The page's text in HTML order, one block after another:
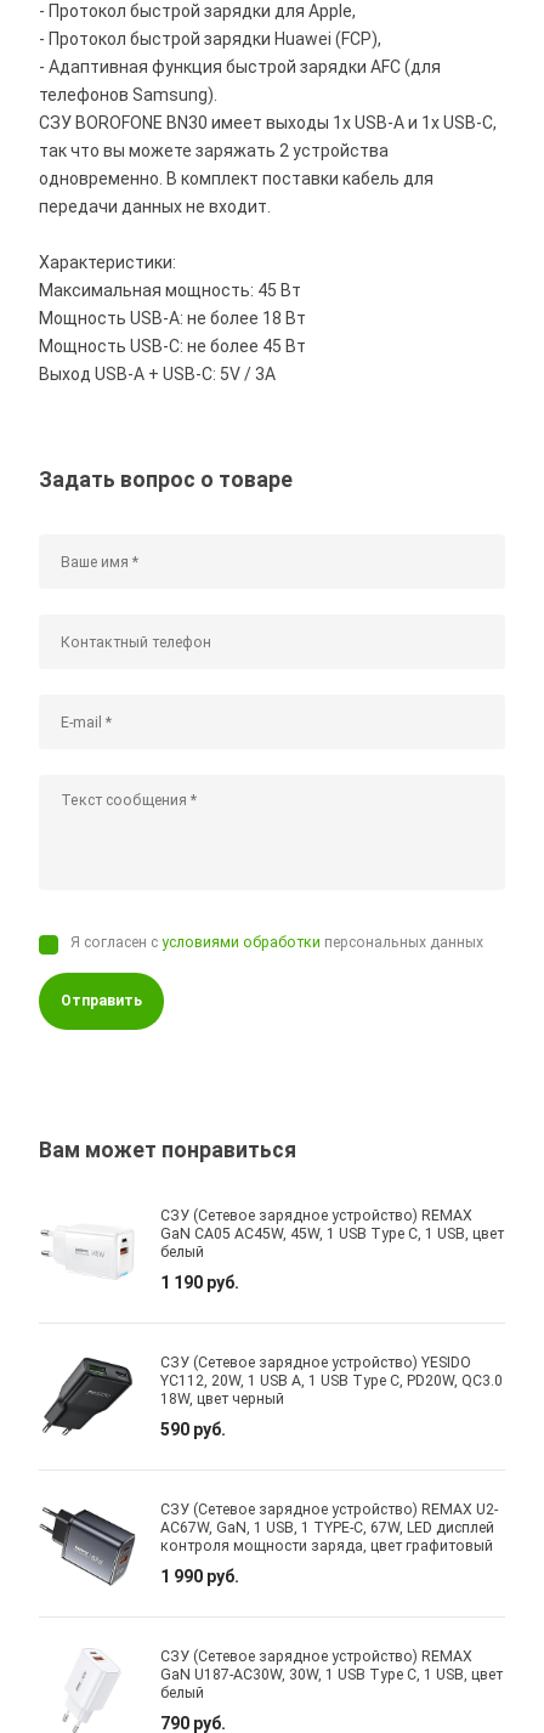
- Протокол быстрой зарядки для Apple,
- Протокол быстрой зарядки Huawei (FCP),
- Адаптивная функция быстрой зарядки AFC (для
телефонов Samsung).
СЗУ BOROFONE BN30 имеет выходы 1x USB-A и 1x USB-C,
так что вы можете заряжать 2 устройства
одновременно. В комплект поставки кабель для
передачи данных не входит.
Характеристики:
Максимальная мощность: 45 Вт
Мощность USB-A: не более 18 Вт
Мощность USB-C: не более 45 Вт
Выход USB-A + USB-C: 5V / 3A
Задать вопрос о товаре
Я согласен сусловиями обработки персональных данных
Отправить
Вам может понравиться
СЗУ (Сетевое зарядное устройство) REMAX
GaN CA05 AC45W, 45W, 1 USB Type C, 1 USB, цвет
белый
1 190 руб.
СЗУ (Сетевое зарядное устройство) YESIDO
YC112, 20W, 1 USB A, 1 USB Type C, PD20W, QC3.0
18W, цвет черный
590 руб.
СЗУ (Сетевое зарядное устройство) REMAX U2-
AC67W, GaN, 1 USB, 1 TYPE-C, 67W, LED дисплей
контроля мощности заряда, цвет графитовый
1 990 руб.
СЗУ (Сетевое зарядное устройство) REMAX
GaN U187-AC30W, 30W, 1 USB Type C, 1 USB, цвет
белый
790 руб.